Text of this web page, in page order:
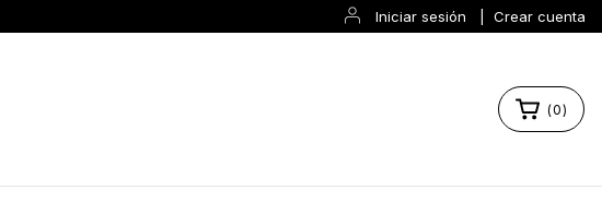
Iniciar sesión Crear cuenta
(0)